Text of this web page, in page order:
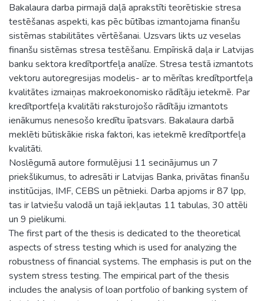
Bakalaura darba pirmajā daļā aprakstīti teorētiskie stresa
testēšanas aspekti, kas pēc būtības izmantojama finanšu
sistēmas stabilitātes vērtēšanai. Uzsvars likts uz veselas
finanšu sistēmas stresa testēšanu. Empīriskā daļa ir Latvijas
banku sektora kredītportfeļa analīze. Stresa testā izmantots
vektoru autoregresijas modelis- ar to mērītas kredītportfeļa
kvalitātes izmaiņas makroekonomisko rādītāju ietekmē. Par
kredītportfeļa kvalitāti raksturojošo rādītāju izmantots
ienākumus nenesošo kredītu īpatsvars. Bakalaura darbā
meklēti būtiskākie riska faktori, kas ietekmē kredītportfeļa
kvalitāti.
Noslēgumā autore formulējusi 11 secinājumus un 7
priekšlikumus, to adresāti ir Latvijas Banka, privātas finanšu
institūcijas, IMF, CEBS un pētnieki. Darba apjoms ir 87 lpp,
tas ir latviešu valodā un tajā iekļautas 11 tabulas, 30 attēli
un 9 pielikumi.
The first part of the thesis is dedicated to the theoretical
aspects of stress testing which is used for analyzing the
robustness of financial systems. The emphasis is put on the
system stress testing. The empirical part of the thesis
includes the analysis of loan portfolio of banking system of